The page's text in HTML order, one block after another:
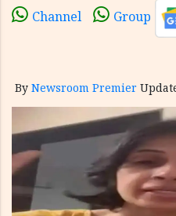
Channel Group
By Newsroom Premier